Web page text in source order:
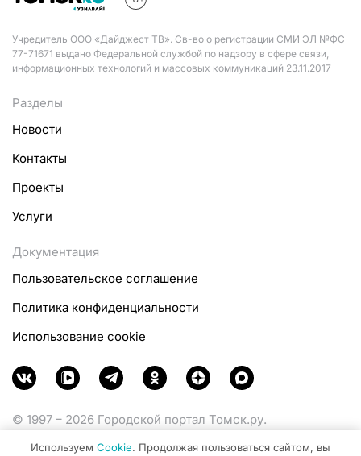
Учредитель ООО «Дайджест ТВ». Св-во о регистрации СМИ ЭЛ №ФС
77-71671 выдано Федеральной службой по надзору в сфере связи,
информационных технологий и массовых коммуникаций 23.11.2017
Разделы
Новости
Контакты
Проекты
Услуги
Документация
Пользовательское соглашение
Политика конфиденциальности
Использование cookie
© 1997 – 2026 Городской портал Томск.ру.
Используем Cookie. Продолжая пользоваться сайтом, вы